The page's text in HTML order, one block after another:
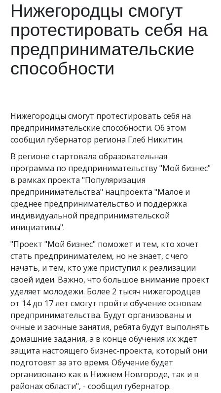
Нижегородцы смогут
протестировать себя на
предпринимательские
способности
Нижегородцы смогут протестировать себя на
предпринимательские способности. Об этом
сообщил губернатор региона Глеб Никитин.
В регионе стартовала образовательная
программа по предпринимательству "Мой бизнес"
в рамках проекта "Популяризация
предпринимательства" нацпроекта "Малое и
среднее предпринимательство и поддержка
индивидуальной предпринимательской
инициативы".
"Проект "Мой бизнес" поможет и тем, кто хочет
стать предпринимателем, но не знает, с чего
начать, и тем, кто уже приступил к реализации
своей идеи. Важно, что большое внимание проект
уделяет молодежи. Более 2 тысяч нижегородцев
от 14 до 17 лет смогут пройти обучение основам
предпринимательства. Будут организованы и
очные и заочные занятия, ребята будут выполнять
домашние задания, а в конце обучения их ждет
защита настоящего бизнес-проекта, который они
подготовят за это время. Обучение будет
организовано как в Нижнем Новгороде, так и в
районах области", - сообщил губернатор.